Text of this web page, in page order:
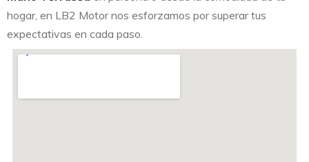
hogar, en LB2 Motor nos esforzamos por superar tus
expectativas en cada paso.